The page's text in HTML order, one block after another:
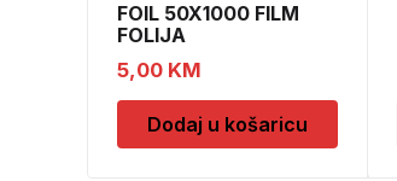
FOIL 50X1000 FILM
FOLIJA
5,00 KM
Dodaj u košaricu